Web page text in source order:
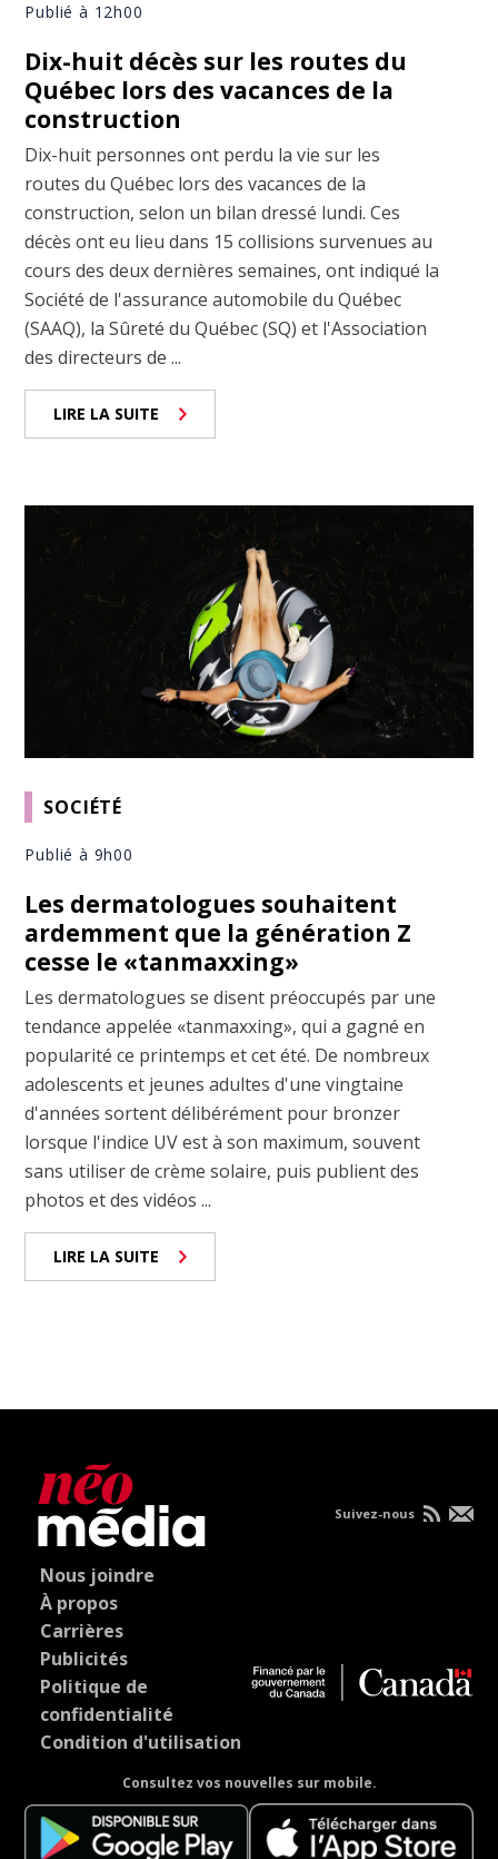
Publié à 12h00
Dix-huit décès sur les routes du
Québec lors des vacances de la
construction
Dix-huit personnes ont perdu la vie sur les
routes du Québec lors des vacances de la
construction, selon un bilan dressé lundi. Ces
décès ont eu lieu dans 15 collisions survenues au
cours des deux dernières semaines, ont indiqué la
Société de l'assurance automobile du Québec
(SAAQ), la Sûreté du Québec (SQ) et l'Association
des directeurs de ...
LIRE LA SUITE
SOCIÉTÉ
Publié à 9h00
Les dermatologues souhaitent
ardemment que la génération Z
cesse le «tanmaxxing»
Les dermatologues se disent préoccupés par une
tendance appelée «tanmaxxing», qui a gagné en
popularité ce printemps et cet été. De nombreux
adolescents et jeunes adultes d'une vingtaine
d'années sortent délibérément pour bronzer
lorsque l'indice UV est à son maximum, souvent
sans utiliser de crème solaire, puis publient des
photos et des vidéos ...
LIRE LA SUITE
Nous joindre
À propos
Carrières
Publicités
Politique de
confidentialité
Condition d'utilisation
Consultez vos nouvelles sur mobile.
Suivez-nous